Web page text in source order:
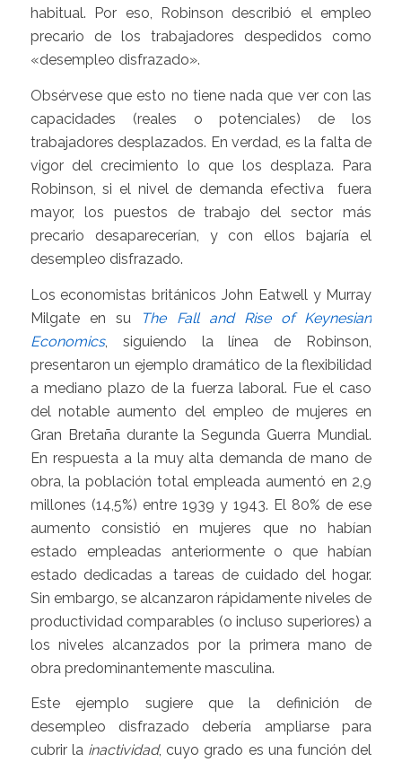
habitual. Por eso, Robinson describió el empleo
precario de los trabajadores despedidos como
«desempleo disfrazado».
Obsérvese que esto no tiene nada que ver con las
capacidades (reales o potenciales) de los
trabajadores desplazados. En verdad, es la falta de
vigor del crecimiento lo que los desplaza. Para
Robinson, si el nivel de demanda efectiva fuera
mayor, los puestos de trabajo del sector más
precario desaparecerían, y con ellos bajaría el
desempleo disfrazado.
Los economistas británicos John Eatwell y Murray
Milgate en su
The Fall and Rise of Keynesian
Economics, siguiendo la línea de Robinson,
presentaron un ejemplo dramático de la flexibilidad
a mediano plazo de la fuerza laboral. Fue el caso
del notable aumento del empleo de mujeres en
Gran Bretaña durante la Segunda Guerra Mundial.
En respuesta a la muy alta demanda de mano de
obra, la población total empleada aumentó en 2,9
millones (14,5%) entre 1939 y 1943. El 80% de ese
aumento consistió en mujeres que no habían
estado empleadas anteriormente o que habían
estado dedicadas a tareas de cuidado del hogar.
Sin embargo, se alcanzaron rápidamente niveles de
productividad comparables (o incluso superiores) a
los niveles alcanzados por la primera mano de
obra predominantemente masculina.
Este ejemplo sugiere que la definición de
desempleo disfrazado debería ampliarse para
cubrir la inactividad, cuyo grado es una función del